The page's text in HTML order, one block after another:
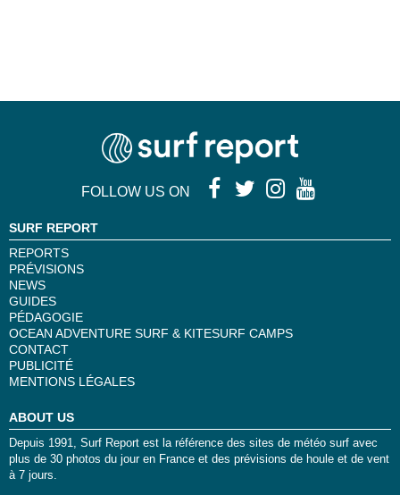
FOLLOW US ON
SURF REPORT
REPORTS
PRÉVISIONS
NEWS
GUIDES
PÉDAGOGIE
OCEAN ADVENTURE SURF & KITESURF CAMPS
CONTACT
PUBLICITÉ
MENTIONS LÉGALES
ABOUT US
Depuis 1991, Surf Report est la référence des sites de météo surf avec
plus de 30 photos du jour en France et des prévisions de houle et de vent
à 7 jours.